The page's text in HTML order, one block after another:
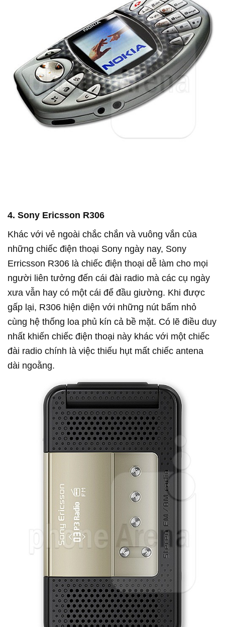
4. Sony Ericsson R306
Khác với vẻ ngoài chắc chắn và vuông vắn của
những chiếc điện thoại Sony ngày nay, Sony
Erricsson R306 là chiếc điện thoại dễ làm cho mọi
người liên tưởng đến cái đài radio mà các cụ ngày
xưa vẫn hay có một cái để đầu giường. Khi được
gấp lại, R306 hiện diện với những nút bấm nhỏ
cùng hệ thống loa phủ kín cả bề mặt. Có lẽ điều duy
nhất khiến chiếc điện thoại này khác với một chiếc
đài radio chính là việc thiếu hụt mất chiếc antena
dài ngoằng.